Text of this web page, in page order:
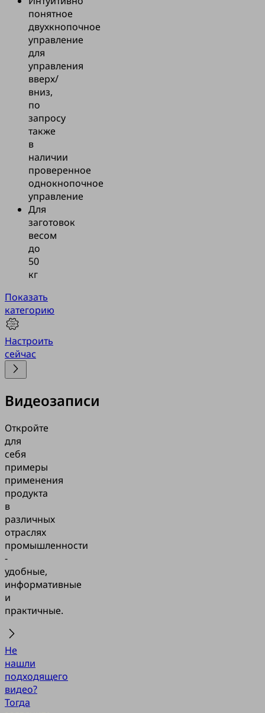
и
повышению
сочетании с
SK,
на колонне,
плавность
системы.
понятное
двухкнопочное
управление
для
управления
вверх/
вниз,
по
запросу
также
в
наличии
проверенное
однокнопочное
управление
Для
заготовок
весом
до
50
кг
Показать
категорию
Настроить
сейчас
Видеозаписи
Откройте
для
себя
примеры
применения
продукта
в
различных
отраслях
промышленности
-
удобные,
информативные
и
практичные.
Не
нашли
подходящего
видео?
Тогда